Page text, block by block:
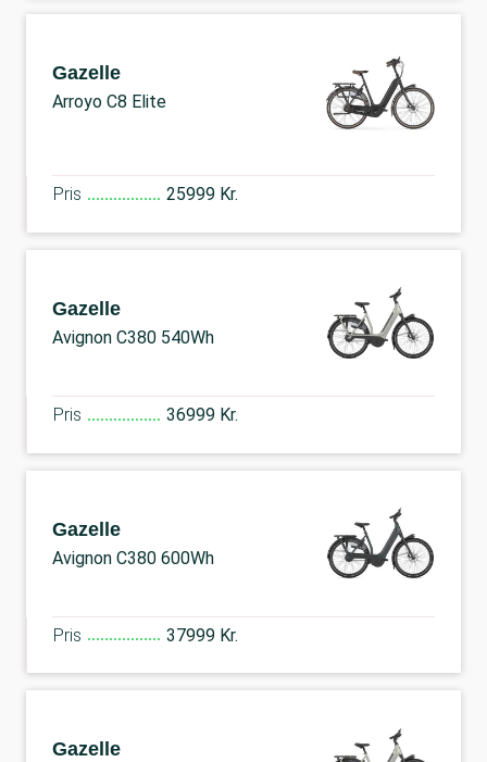
Gazelle
Arroyo C8 Elite
Pris 25999 Kr.
Gazelle
Avignon C380 540Wh
Pris 36999 Kr.
Gazelle
Avignon C380 600Wh
Pris 37999 Kr.
Gazelle